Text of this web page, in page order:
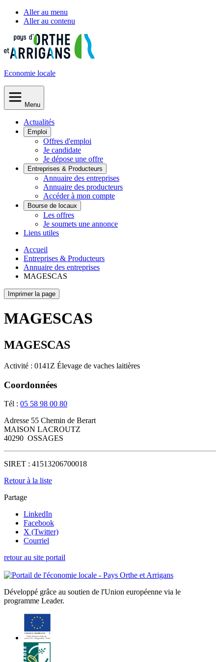
Aller au menu
Aller au contenu
Economie locale
Menu
Actualités
Emploi
Offres d'emploi
Je candidate
Je dépose une offre
Entreprises & Producteurs
Annuaire des entreprises
Annuaire des producteurs
Accéder à mon compte
Bourse de locaux
Les offres
Je soumets une annonce
Liens utiles
Accueil
Entreprises & Producteurs
Annuaire des entreprises
MAGESCAS
Imprimer la page
MAGESCAS
MAGESCAS
Activité : 0141Z Élevage de vaches laitières
Coordonnées
Tél : 05 58 98 00 80
Adresse 55 Chemin de Berart
MAISON LACROUTZ
40290 OSSAGES
SIRET : 41513206700018
Retour à la liste
Partage
LinkedIn
Facebook
X (Twitter)
Courriel
retour au site portail
Développé grâce au soutien de l'Union européenne via le
programme Leader.